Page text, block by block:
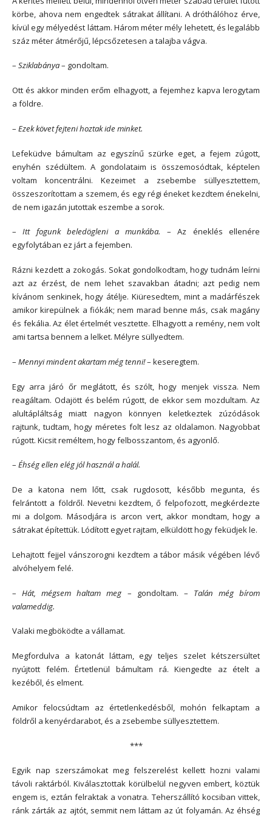
körbe, ahova nem engedtek sátrakat állítani. A dróthálóhoz érve,
kívül egy mélyedést láttam. Három méter mély lehetett, és legalább
száz méter átmérőjű, lépcsőzetesen a talajba vágva.
– Sziklabánya– gondoltam.
Ott és akkor minden erőm elhagyott, a fejemhez kapva lerogytam
a földre.
– Ezek követ fejteni hoztak ide minket.
Lefeküdve bámultam az egyszínű szürke eget, a fejem zúgott,
enyhén szédültem. A gondolataim is összemosódtak, képtelen
voltam koncentrálni. Kezeimet a zsebembe süllyesztettem,
összeszorítottam a szemem, és egy régi éneket kezdtem énekelni,
de nem igazán jutottak eszembe a sorok.
–Itt fogunk beledögleni a munkába. – Az éneklés ellenére
egyfolytában ez járt a fejemben.
Rázni kezdett a zokogás. Sokat gondolkodtam, hogy tudnám leírni
azt az érzést, de nem lehet szavakban átadni; azt pedig nem
kívánom senkinek, hogy átélje. Kiüresedtem, mint a madárfészek
amikor kirepülnek a fiókák; nem marad benne más, csak magány
és fekália. Az élet értelmét vesztette. Elhagyott a remény, nem volt
ami tartsa bennem a lelket. Mélyre süllyedtem.
– Mennyi mindent akartam még tenni!– keseregtem.
Egy arra járó őr meglátott, és szólt, hogy menjek vissza. Nem
reagáltam. Odajött és belém rúgott, de ekkor sem mozdultam. Az
alultápláltság miatt nagyon könnyen keletkeztek zúzódások
rajtunk, tudtam, hogy méretes folt lesz az oldalamon. Nagyobbat
rúgott. Kicsit reméltem, hogy felbosszantom, és agyonlő.
– Éhség ellen elég jól használ a halál.
De a katona nem lőtt, csak rugdosott, később megunta, és
felrántott a földről. Nevetni kezdtem, ő felpofozott, megkérdezte
mi a dolgom. Másodjára is arcon vert, akkor mondtam, hogy a
sátrakat építettük. Lódított egyet rajtam, elküldött hogy feküdjek le.
Lehajtott fejjel vánszorogni kezdtem a tábor másik végében lévő
alvóhelyem felé.
–Hát, mégsem haltam meg – gondoltam. – Talán még bírom
valameddig.
Valaki megböködte a vállamat.
Megfordulva a katonát láttam, egy teljes szelet kétszersültet
nyújtott felém. Értetlenül bámultam rá. Kiengedte az ételt a
kezéből, és elment.
Amikor felocsúdtam az értetlenkedésből, mohón felkaptam a
földről a kenyérdarabot, és a zsebembe süllyesztettem.
***
Egyik nap szerszámokat meg felszerelést kellett hozni valami
távoli raktárból. Kiválasztottak körülbelül negyven embert, köztük
engem is, eztán felraktak a vonatra. Teherszállító kocsiban vittek,
ránk zárták az ajtót, semmit nem láttam az út folyamán. Az éhség